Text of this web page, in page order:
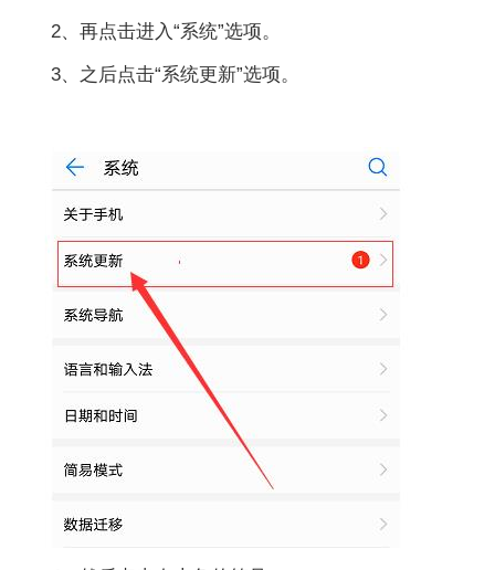
2、再点击进入“系统”选项。
3、之后点击“系统更新”选项。